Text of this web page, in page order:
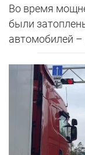
Во время
были
автомобилей –